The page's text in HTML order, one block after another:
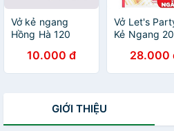
Vở kẻ ngang
Hồng Hà 120
- Sao Mai Best
memories 1687
82-84 ISO (Giao
10.000 đ
Vở Let's
Kẻ Ngang
- Hồng Hà
(Mẫu Màu
28.000
GIỚI THIỆU